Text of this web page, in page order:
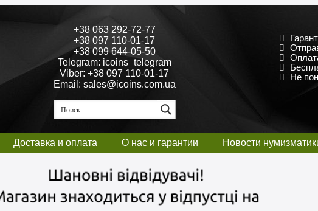
+38 063 292-72-77
+38 097 110-01-17
+38 099 644-05-50
Telegram: icoins_telegram
Viber: +38 097 110-01-17
Email: sales@icoins.com.ua
Не
Доставка и оплата О нас и гарантии Новости